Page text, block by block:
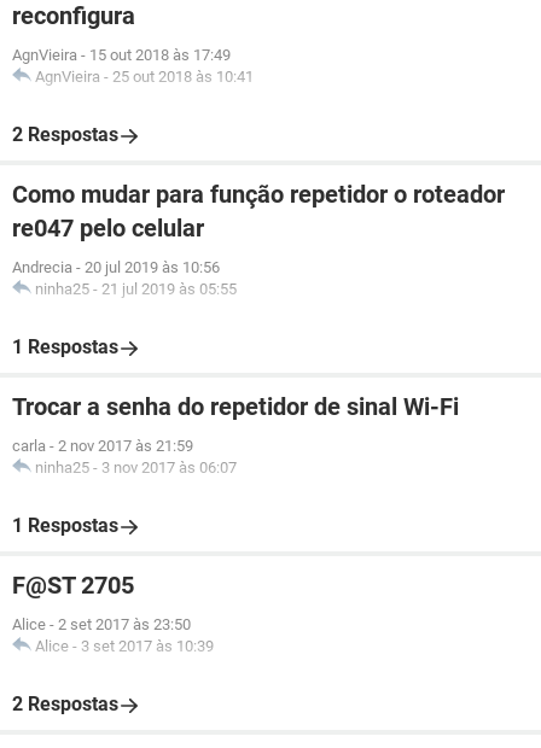
reconfigura
AgnVieira - 15 out 2018 às 17:49
AgnVieira - 25 out 2018 às 10:41
2 Respostas
Como mudar para função repetidor o roteador
re047 pelo celular
Andrecia - 20 jul 2019 às 10:56
ninha25 - 21 jul 2019 às 05:55
1 Respostas
Trocar a senha do repetidor de sinal Wi-Fi
carla - 2 nov 2017 às 21:59
ninha25 - 3 nov 2017 às 06:07
1 Respostas
F@ST 2705
Alice - 2 set 2017 às 23:50
Alice - 3 set 2017 às 10:39
2 Respostas